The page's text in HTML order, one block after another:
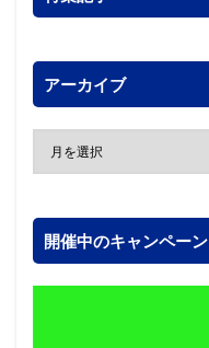
アーカイブ
開催中のキャンペーン